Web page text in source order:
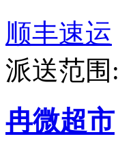
顺丰速运
派送范
冉微超市